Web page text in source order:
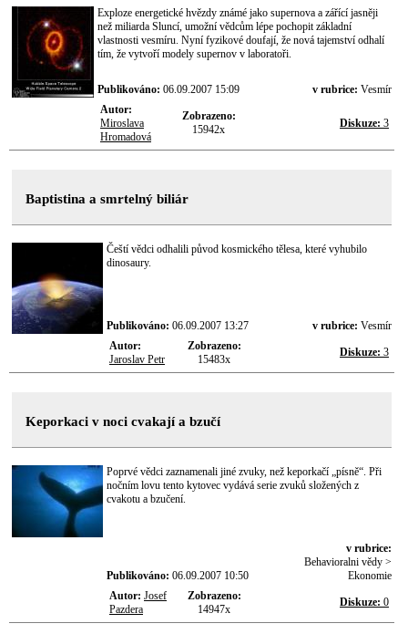
Exploze energetické hvězdy známé jako supernova a zářící jasněji
než miliarda Sluncí, umožní vědcům lépe pochopit základní
vlastnosti vesmíru. Nyní fyzikové doufají, že nová tajemství odhalí
tím, že vytvoří modely supernov v laboratoři.
Publikováno: 06.09.2007 15:09 v rubrice: Vesmír
Autor:
Miroslava
Hromadová
Zobrazeno:
15942x
Diskuze: 3
Baptistina a smrtelný biliár
Čeští vědci odhalili původ kosmického tělesa, které vyhubilo
dinosaury.
Publikováno: 06.09.2007 13:27 v rubrice: Vesmír
Autor:
Jaroslav Petr
Zobrazeno:
15483x
Diskuze: 3
Keporkaci v noci cvakají a bzučí
Poprvé vědci zaznamenali jiné zvuky, než keporkačí „písně“. Při
nočním lovu tento kytovec vydává serie zvuků složených z
cvakotu a bzučení.
Publikováno: 06.09.2007 10:50
v rubrice:
Behavioralni vědy >
Ekonomie
Autor: Josef
Pazdera
Zobrazeno:
14947x
Diskuze: 0